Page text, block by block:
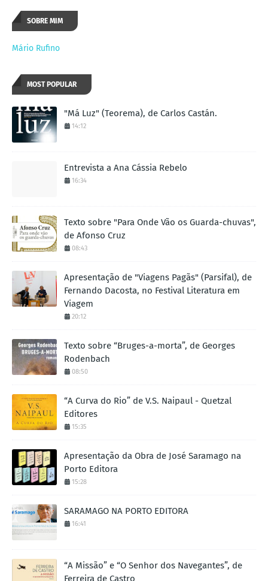
SOBRE MIM
Mário Rufino
MOST POPULAR
"Má Luz" (Teorema), de Carlos Castán.
14:12
Entrevista a Ana Cássia Rebelo
16:34
Texto sobre "Para Onde Vão os Guarda-chuvas",
de Afonso Cruz
08:43
Apresentação de "Viagens Pagãs" (Parsifal), de
Fernando Dacosta, no Festival Literatura em
Viagem
20:12
Texto sobre “Bruges-a-morta”, de Georges
Rodenbach
08:50
“A Curva do Rio” de V.S. Naipaul - Quetzal
Editores
15:35
Apresentação da Obra de José Saramago na
Porto Editora
15:28
SARAMAGO NA PORTO EDITORA
16:41
“A Missão” e “O Senhor dos Navegantes”, de
Ferreira de Castro